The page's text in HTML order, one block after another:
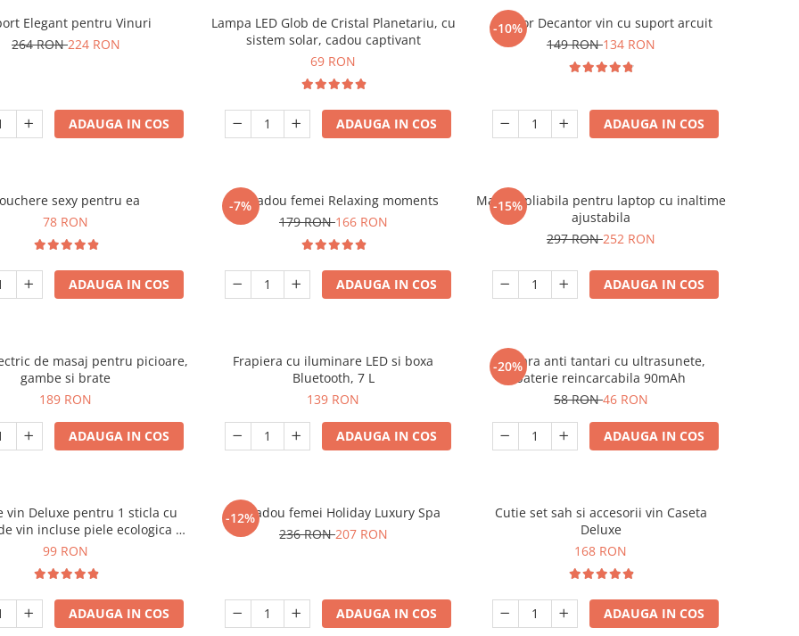
Elegant pentru Vinuri
264 RON224 RON
ADAUGA IN COS
Lampa LED Glob de Cristal Planetariu, cu
sistem solar, cadou captivant
69 RON
ADAUGA IN COS
-10%
Aerator Decantor vin cu suport arcuit
149 RON134 RON
ADAUGA IN COS
sexy pentru ea
78 RON
ADAUGA IN COS
-7%
Set cadou femei Relaxing moments
179 RON166 RON
ADAUGA IN COS
-15%
Masuta pliabila pentru laptop cu inaltime
ajustabila
297 RON252 RON
ADAUGA IN COS
de masaj pentru picioare,
gambe si brate
189 RON
ADAUGA IN COS
Frapiera cu iluminare LED si boxa
Bluetooth, 7 L
139 RON
ADAUGA IN COS
-20%
Bratara anti tantari cu ultrasunete,
baterie reincarcabila 90mAh
58 RON46 RON
ADAUGA IN COS
vin Deluxe pentru 1 sticla cu
vin incluse piele ecologica de
crocodil
99 RON
ADAUGA IN COS
-12%
Set cadou femei Holiday Luxury Spa
236 RON207 RON
ADAUGA IN COS
Cutie set sah si accesorii vin Caseta
Deluxe
168 RON
ADAUGA IN COS